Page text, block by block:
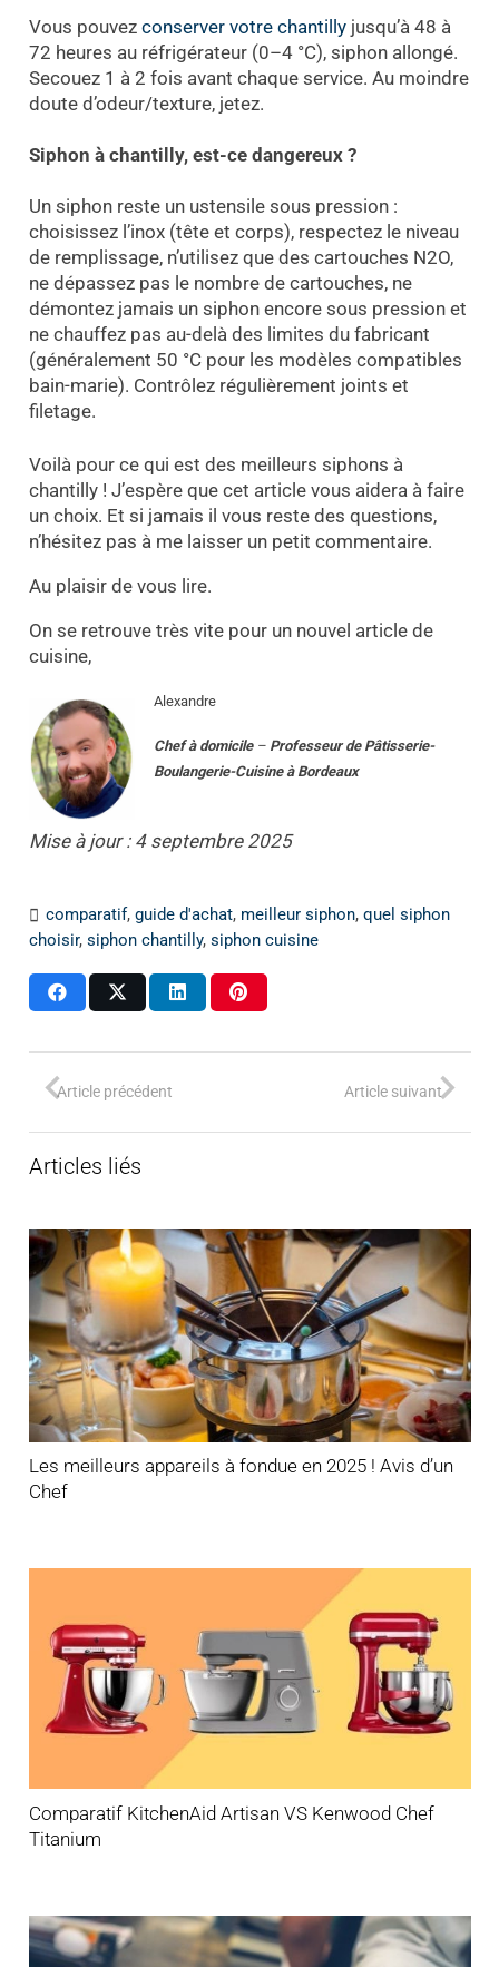
Vous pouvez conserver votre chantillyjusqu’à 48 à
72 heures au réfrigérateur (0–4 °C), siphon allongé.
Secouez 1 à 2 fois avant chaque service. Au moindre
doute d’odeur/texture, jetez.
Siphon à chantilly, est-ce dangereux?
Un siphon reste un ustensile sous pression :
choisissez l’inox (tête et corps), respectez le niveau
de remplissage, n’utilisez que des cartouches N2O,
ne dépassez pas le nombre de cartouches, ne
démontez jamais un siphon encore sous pression et
ne chauffez pas au-delà des limites du fabricant
(généralement 50 °C pour les modèles compatibles
bain-marie). Contrôlez régulièrement joints et
filetage.
Voilà pour ce qui est des meilleurs siphons à
chantilly ! J’espère que cet article vous aidera à faire
un choix. Et si jamais il vous reste des questions,
n’hésitez pas à me laisser un petit commentaire.
Au plaisir de vous lire.
On se retrouve très vite pour un nouvel article de
cuisine,
Alexandre
Chef à domicile– Professeur de Pâtisserie-
Boulangerie-Cuisine à Bordeaux
Mise à jour : 4 septembre 2025
comparatif, guide d'achat, meilleur siphon, quel siphon
choisir, siphon chantilly, siphon cuisine
Article précédent Article suivant
Articles liés
Les meilleurs appareils à fondue en 2025 ! Avis d’un
Chef
Comparatif KitchenAid Artisan VS Kenwood Chef
Titanium